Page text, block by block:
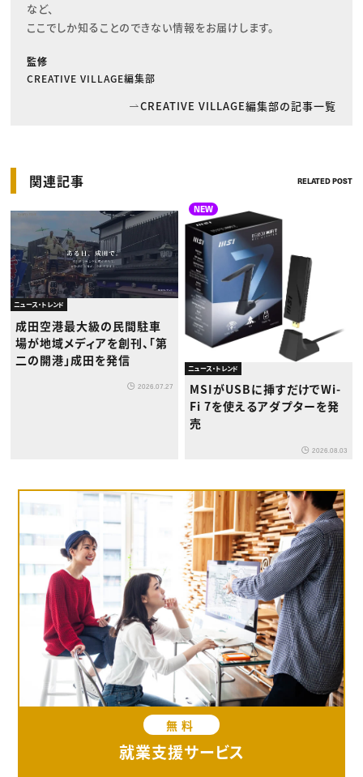
など、
ここでしか知ることのできない情報をお届けします。
監修
CREATIVE VILLAGE編集部
CREATIVE VILLAGE編集部の記事一覧
関連記事 RELATED POST
ニュース・トレンド
成田空港最大級の民間駐車
場が地域メディアを創刊、「第
二の開港」成田を発信
2026.07.27
NEW
ニュース・トレンド
MSIがUSBに挿すだけでWi-
Fi 7を使えるアダプターを発
売
2026.08.03
無料
就業支援サービス